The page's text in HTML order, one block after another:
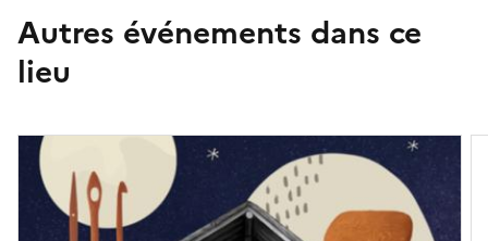
Autres événements dans ce
lieu